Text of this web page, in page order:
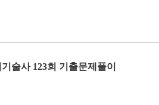
술사 123회 기출문제풀이